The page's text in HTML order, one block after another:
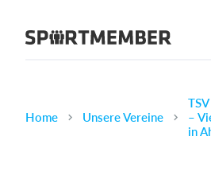
Über SportMember
Karriere
Home Unsere Vereine
–
in